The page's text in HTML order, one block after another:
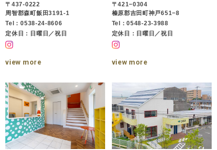
〒437-0222
周智郡森町飯田3191-1
Tel：0538-24-8606
定休日：日曜日／祝日
view more
〒421−0304
榛原郡吉田町神戸651−8
Tel：0548-23-3988
定休日：日曜日／祝日
view more